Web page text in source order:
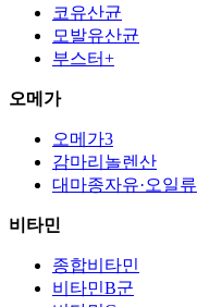
코유산균
모발유산균
부스터+
오메가
오메가3
감마리놀렌산
대마종자유·오일류
비타민
종합비타민
비타민B군